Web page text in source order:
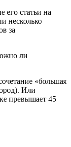
его статьи на
несколько
за
ли
«большая
Или
превышает 45